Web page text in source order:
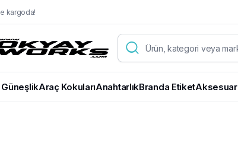
kargoda!
Araç KokularıAnahtarlıkBranda EtiketAksesuar